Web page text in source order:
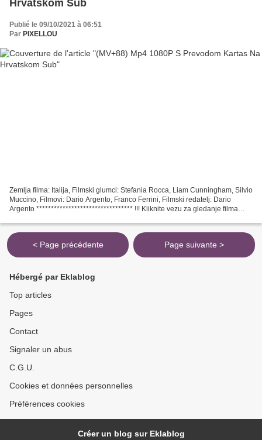
Hrvatskom Sub
Publié le 09/10/2021 à 06:51
Par PIXELLOU
Zemlja filma: Italija, Filmski glumci: Stefania Rocca, Liam Cunningham, Silvio
Muccino, Filmovi: Dario Argento, Franco Ferrini, Filmski redatelj: Dario
Argento ********************************* !!! Kliknite vezu za gledanje filma
< Page précédente Page suivante >
Hébergé par Eklablog
Top articles
Pages
Contact
Signaler un abus
C.G.U.
Cookies et données personnelles
Préférences cookies
Créer un blog sur Eklablog